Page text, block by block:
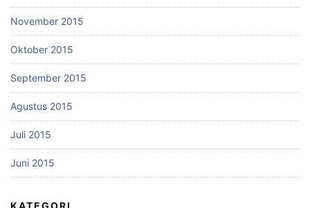
November 2015
Oktober 2015
September 2015
Agustus 2015
Juli 2015
Juni 2015